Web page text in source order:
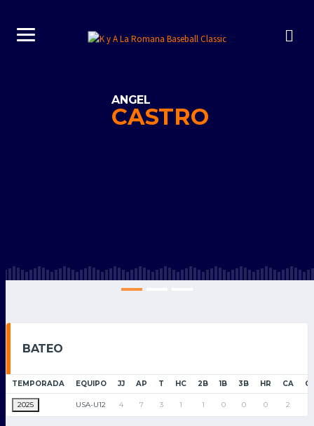
ANGEL
CASTRO
BATEO
TEMPORADA EQUIPO JJ AP T HC 2B 1B 3B HR CA
2025 USA-U12 4 7 3 1 1 0 0 0 2